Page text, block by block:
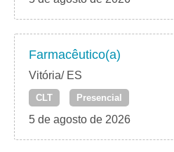
Farmacêutico(a)
Vitória/ ES
CLT Presencial
5 de agosto de 2026